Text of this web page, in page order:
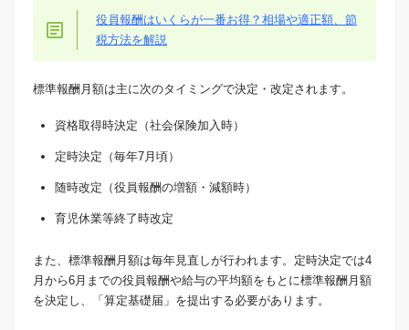
役員報酬はいくらが一番お得？相場や適正額、節
税方法を解説
標準報酬月額は主に次のタイミングで決定・改定されます。
資格取得時決定（社会保険加入時）
定時決定（毎年7月頃）
随時改定（役員報酬の増額・減額時）
育児休業等終了時改定
また、標準報酬月額は毎年見直しが行われます。定時決定では4
月から6月までの役員報酬や給与の平均額をもとに標準報酬月額
を決定し、「算定基礎届」を提出する必要があります。